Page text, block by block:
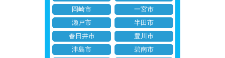
岡崎市
一宮市
瀬戸市
半田市
春日井市
豊川市
津島市
碧南市